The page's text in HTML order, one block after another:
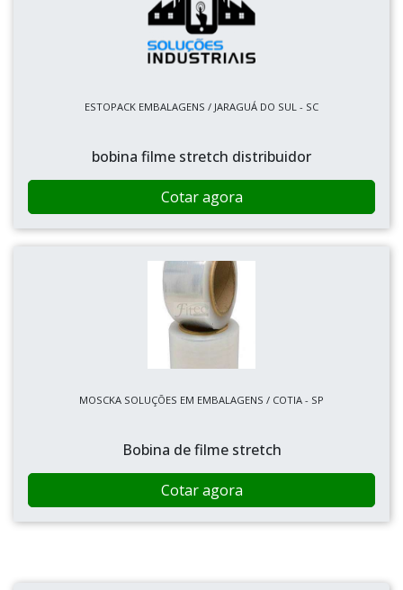
ESTOPACK EMBALAGENS / JARAGUÁ DO SUL - SC
bobina filme stretch distribuidor
Cotar agora
MOSCKA SOLUÇÕES EM EMBALAGENS / COTIA - SP
Bobina de filme stretch
Cotar agora